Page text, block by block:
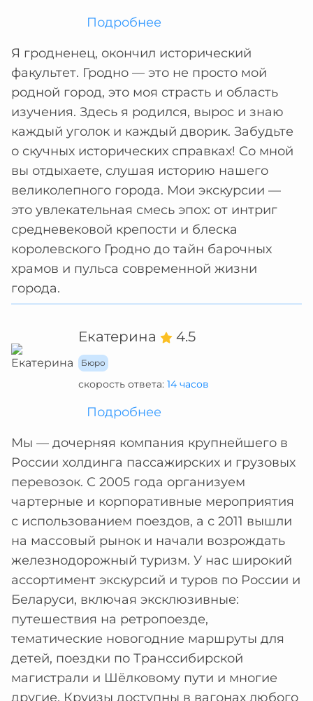
Подробнее
Я гродненец, окончил исторический
факультет. Гродно — это не просто мой
родной город, это моя страсть и область
изучения. Здесь я родился, вырос и знаю
каждый уголок и каждый дворик. Забудьте
о скучных исторических справках! Со мной
вы отдыхаете, слушая историю нашего
великолепного города. Мои экскурсии —
это увлекательная смесь эпох: от интриг
средневековой крепости и блеска
королевского Гродно до тайн барочных
храмов и пульса современной жизни
города.
Екатерина 4.5
Бюро
скорость ответа: 14 часов
Подробнее
Мы — дочерняя компания крупнейшего в
России холдинга пассажирских и грузовых
перевозок. С 2005 года организуем
чартерные и корпоративные мероприятия
с использованием поездов, а с 2011 вышли
на массовый рынок и начали возрождать
железнодорожный туризм. У нас широкий
ассортимент экскурсий и туров по России и
Беларуси, включая эксклюзивные:
путешествия на ретропоезде,
тематические новогодние маршруты для
детей, поездки по Транссибирской
магистрали и Шёлковому пути и многие
другие. Круизы доступны в вагонах любого